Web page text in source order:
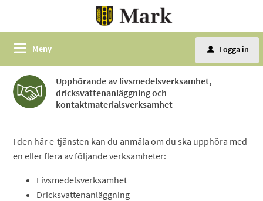
Meny u Logga in
Upphörande av livsmedelsverksamhet,
dricksvattenanläggning och
kontaktmaterialsverksamhet
I den här e-tjänsten kan du anmäla om du ska upphöra med
en eller flera av följande verksamheter:
Livsmedelsverksamhet
Dricksvattenanläggning